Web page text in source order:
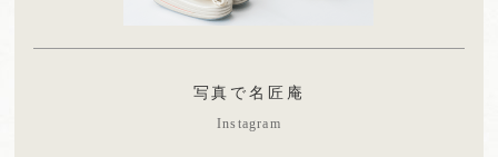
写真で名匠庵
Instagram